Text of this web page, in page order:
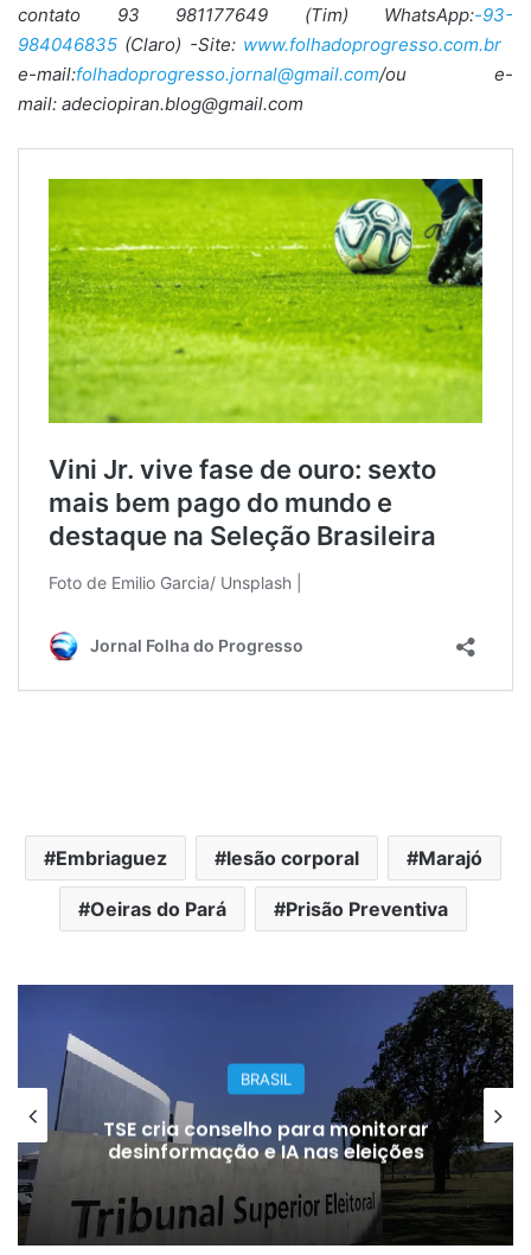
contato 93 981177649 (Tim) WhatsApp:-93-
984046835 (Claro) -Site: www.folhadoprogresso.com.br
e-mail:folhadoprogresso.jornal@gmail.com/ou e-
mail: adeciopiran.blog@gmail.com
Embriaguez lesão corporal Marajó
Oeiras do Pará Prisão Preventiva
BRASIL
TSE cria conselho para monitorar
desinformação e IA nas eleições